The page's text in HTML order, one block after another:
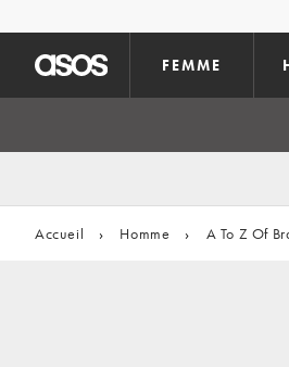
FEMME
Accueil › Homme › A To Z Of